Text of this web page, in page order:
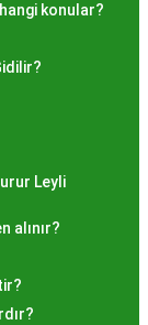
ve
Hayır
Ayrıca,
konular?
Leyli
alınır?